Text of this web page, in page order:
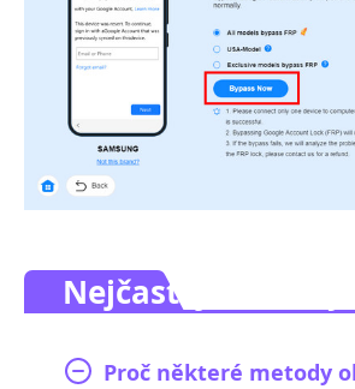
Nejčastější dotazy.
Proč některé metody